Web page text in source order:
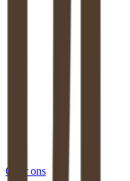
Over ons